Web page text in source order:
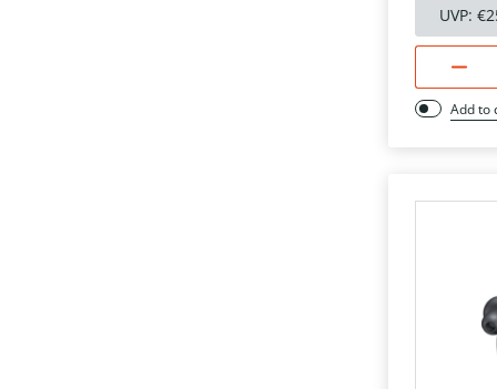
UVP:
Add to